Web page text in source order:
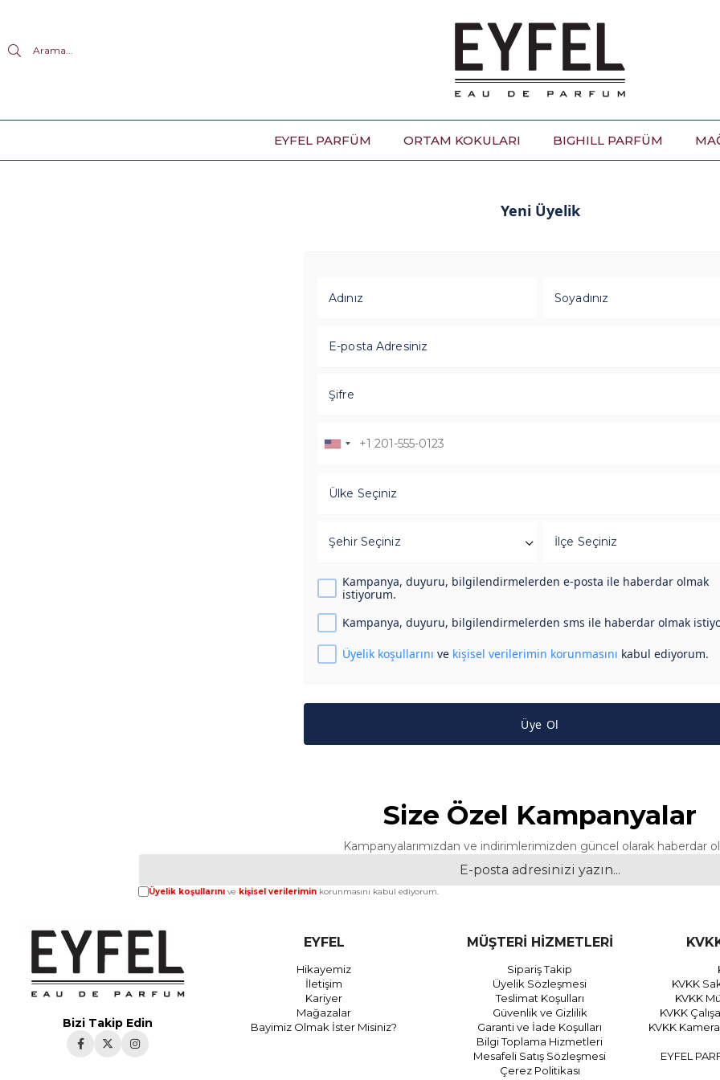
Arama...
EYFEL PARFÜM ORTAM KOKULARI BIGHILL PARFÜM
Yeni Üyelik
Adınız Soyadınız
E-posta Adresiniz
Şifre
Ülke Seçiniz
Şehir Seçiniz İlçe Seçiniz
Kampanya, duyuru, bilgilendirmelerden e-posta ile haberdar olmak
istiyorum.
Kampanya, duyuru, bilgilendirmelerden sms ile haberdar olmak
Üyelik koşullarını ve kişisel verilerimin korunmasını kabul ediyorum.
Üye Ol
Size Özel Kampanyalar
Kampanyalarımızdan ve indirimlerimizden güncel olarak haberdar
Üyelik koşullarını ve kişisel verilerimin korunmasını kabul ediyorum.
Bizi Takip Edin
EYFEL
Hikayemiz
İletişim
Kariyer
Mağazalar
Bayimiz Olmak İster Misiniz?
MÜŞTERİ HİZMETLERİ
Sipariş Takip
Üyelik Sözleşmesi
Teslimat Koşulları
Güvenlik ve Gizlilik
Garanti ve İade Koşulları
Bilgi Toplama Hizmetleri
Mesafeli Satış Sözleşmesi
Çerez Politikası
KVKK
KVKK
KVKK
KVKK
EYFEL